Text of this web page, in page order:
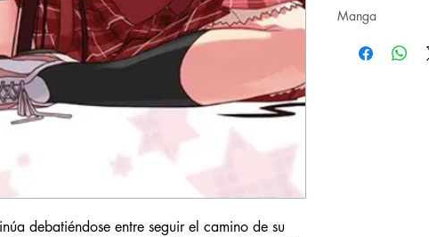
debatiéndose entre seguir el camino de su
Manga